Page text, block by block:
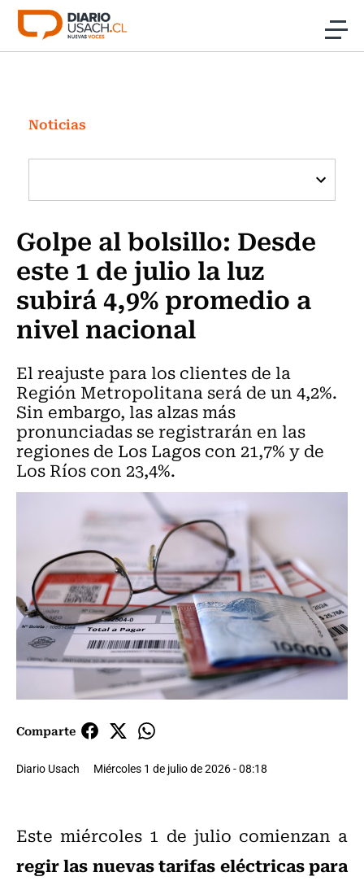
Click acá para ir directamente al contenido
Investigación
Cultura
Programas Radio y TV Usach
Noticias
Golpe al bolsillo: Desde
este 1 de julio la luz
subirá 4,9% promedio a
nivel nacional
El reajuste para los clientes de la
Región Metropolitana será de un 4,2%.
Sin embargo, las alzas más
pronunciadas se registrarán en las
regiones de Los Lagos con 21,7% y de
Los Ríos con 23,4%.
Comparte
Diario Usach Miércoles 1 de julio de 2026 - 08:18
Este miércoles 1 de julio comienzan a
regir las nuevas tarifas eléctricas para